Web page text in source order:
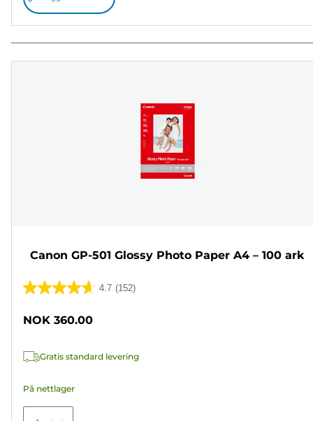
Canon GP-501 Glossy Photo Paper A4 – 100 ark
4.7 (152)
4.7
152
NOK 360.00
Gratis standard levering
På nettlager